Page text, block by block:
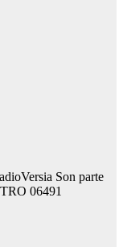
Son parte
06491